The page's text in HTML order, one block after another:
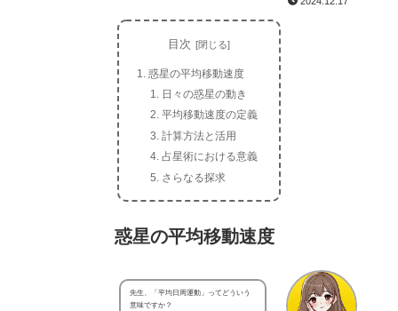
目次
惑星の平均移動速度
日々の惑星の動き
平均移動速度の定義
計算方法と活用
占星術における意義
さらなる探求
惑星の平均移動速度
先生、「平均日周運動」ってどういう
意味ですか？